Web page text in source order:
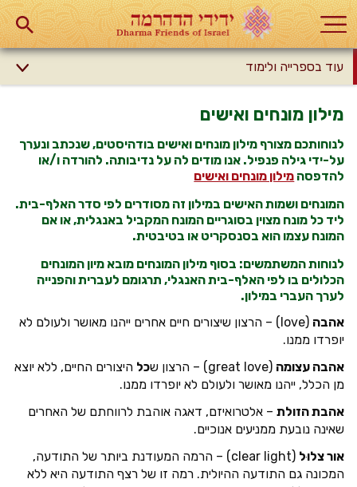
עוד בספרייה ולימוד
מילון מונחים ואישים
לנוחותכם מצורף מילון מונחים ואישים בודהיסטים, שנכתב ונערך
על-ידי גילה פנפיל. אנו מודים לה על נדיבותה. להורדה ו/או
להדפסה מילון מונחים ואישים
המונחים ושמות האישים במילון זה מסודרים לפי סדר האלף-בית.
ליד כל מונח מצוין בסוגריים המונח המקביל באנגלית, או אם
המונח עצמו הוא בסנסקריט או בטיבטית.
לנוחות המשתמשים: בסוף מילון המונחים מובא מיון המונחים
הכלולים בו לפי האלף-בית האנגלי, תרגומם לעברית והפנייה
לערך העברי במילון.
אהבה
(love) – הרצון שיצורים חיים אחרים ייהנו מאושר ולעולם לא
יופרדו ממנו.
אהבה עצומה (great love) – הרצון ש כל היצורים החיים, ללא יוצא
מן הכלל, ייהנו מאושר ולעולם לא יופרדו ממנו.
אהבת הזולת– אלטרואיזם, דאגה אוהבת לרווחתם של האחרים
שאינה נובעת ממניעים אנוכיים.
אור צלוּל
(clear light) – הרמה המעודנת ביותר של התודעה,
המכונה גם התודעה ההיולית. רמה זו של רצף התודעה היא ללא